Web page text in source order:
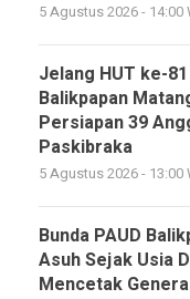
5 Agustus 2026 - 14:00
Jelang HUT ke-
Balikpapan
Persiapan 39
Paskibraka
5 Agustus 2026 - 13:00
Bunda PAUD
Asuh Sejak Usia
Mencetak